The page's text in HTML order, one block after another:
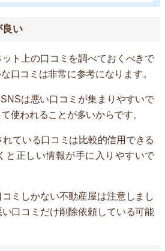
良い
ト上の口コミを調べておくべきで
口コミは非常に参考になります。
は悪い口コミが集まりやすいで
使われることが多いからです。
ている口コミは比較的信用できる
と正しい情報が手に入りやすいで
ミしかない不動産屋は注意しまし
口コミだけ削除依頼している可能